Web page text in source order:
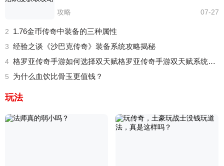
攻略 07-27
2 1.76金币传奇中装备的三种属性
3 经验之谈《沙巴克传奇》装备系统攻略揭秘
4 格罗亚传奇手游如何选择双天赋格罗亚传奇手游双天赋系统详细解读
5 为什么血饮比骨玉更值钱？
玩法